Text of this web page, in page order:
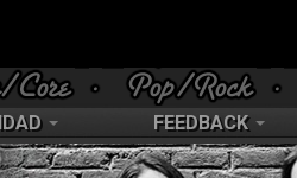
FEEDBACK